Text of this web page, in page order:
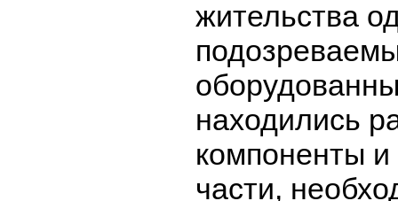
жительства
находились
компоненты
части,